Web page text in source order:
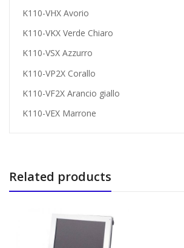
K110-VHX Avorio
K110-VKX Verde Chiaro
K110-VSX Azzurro
K110-VP2X Corallo
K110-VF2X Arancio giallo
K110-VEX Marrone
Related products